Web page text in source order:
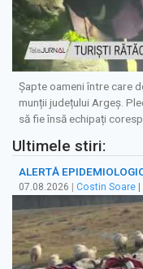
Șapte oameni între care
munții județului Argeș.
să fie însă echipați
Ultimele stiri:
ALERTĂ
07.08.2026 | Costin Soare |